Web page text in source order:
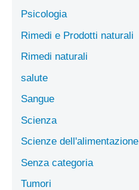
Psicologia
Rimedi e Prodotti naturali
Rimedi naturali
salute
Sangue
Scienza
Scienze dell'alimentazione
Senza categoria
Tumori